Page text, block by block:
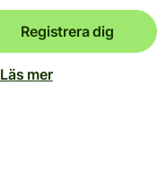
Registrera dig
Läs mer